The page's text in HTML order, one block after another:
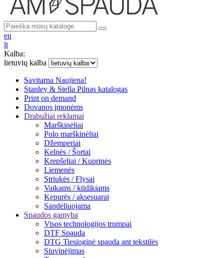
en
lt
Kalba:
lietuvių kalba
Savitarna Naujiena!
Stanley & Stella Pilnas katalogas
Print on demand
Dovanos įmonėms
Drabužiai reklamai
Marškinėliai
Polo marškinėliai
Džemperiai
Kelnės / Šortai
Krepšeliai / Kuprinės
Liemenės
Striukės / Flysai
Vaikams / kūdikiams
Kepurės / aksesuarai
Sandėliuojama
Spaudos gamyba
Visos technologijos trumpai
DTF Spauda
DTG Tiesioginė spauda ant tekstilės
Siuvinėjimas